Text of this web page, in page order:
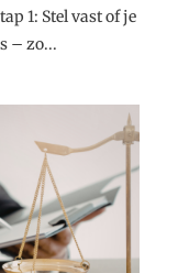
1: Stel vast of je
– zo...